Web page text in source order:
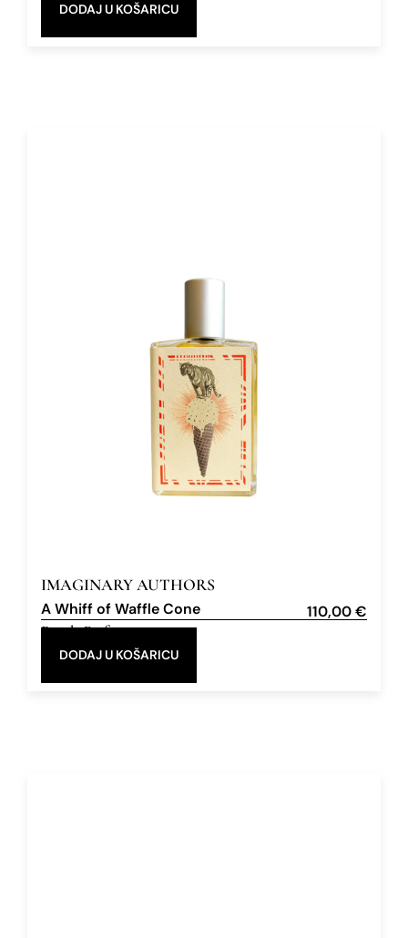
DODAJ U KOŠARICU
IMAGINARY AUTHORS
A Whiff of Waffle Cone 110,00€
Eau de Parfum
DODAJ U KOŠARICU